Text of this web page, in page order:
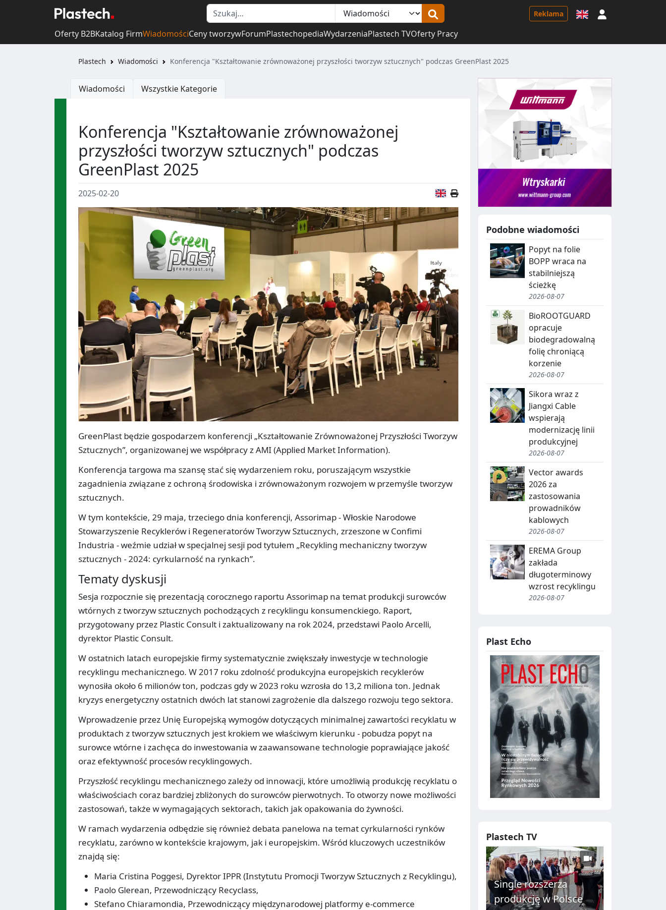
Reklama
Oferty B2BKatalog FirmWiadomościCeny tworzywForumPlastechopediaWydarzeniaPlastech TVOferty Pracy
Plastech Wiadomości Konferencja "Kształtowanie zrównoważonej przyszłości tworzyw sztucznych" podczas GreenPlast 2025
Wiadomości Wszystkie Kategorie
Konferencja "Kształtowanie zrównoważonej
przyszłości tworzyw sztucznych" podczas
GreenPlast 2025
2025-02-20 Wersja angielska
GreenPlast będzie gospodarzem konferencji „Kształtowanie Zrównoważonej Przyszłości Tworzyw
Sztucznych”, organizowanej we współpracy z AMI (Applied Market Information).
Konferencja targowa ma szansę stać się wydarzeniem roku, poruszającym wszystkie
zagadnienia związane z ochroną środowiska i zrównoważonym rozwojem w przemyśle tworzyw
sztucznych.
W tym kontekście, 29 maja, trzeciego dnia konferencji, Assorimap - Włoskie Narodowe
Stowarzyszenie Recyklerów i Regeneratorów Tworzyw Sztucznych, zrzeszone w Confimi
Industria - weźmie udział w specjalnej sesji pod tytułem „Recykling mechaniczny tworzyw
sztucznych - 2024: cyrkularność na rynkach”.
Tematy dyskusji
Sesja rozpocznie się prezentacją corocznego raportu Assorimap na temat produkcji surowców
wtórnych z tworzyw sztucznych pochodzących z recyklingu konsumenckiego. Raport,
przygotowany przez Plastic Consult i zaktualizowany na rok 2024, przedstawi Paolo Arcelli,
dyrektor Plastic Consult.
W ostatnich latach europejskie firmy systematycznie zwiększały inwestycje w technologie
recyklingu mechanicznego. W 2017 roku zdolność produkcyjna europejskich recyklerów
wynosiła około 6 milionów ton, podczas gdy w 2023 roku wzrosła do 13,2 miliona ton. Jednak
kryzys energetyczny ostatnich dwóch lat stanowi zagrożenie dla dalszego rozwoju tego sektora.
Wprowadzenie przez Unię Europejską wymogów dotyczących minimalnej zawartości recyklatu w
produktach z tworzyw sztucznych jest krokiem we właściwym kierunku - pobudza popyt na
surowce wtórne i zachęca do inwestowania w zaawansowane technologie poprawiające jakość
oraz efektywność procesów recyklingowych.
Przyszłość recyklingu mechanicznego zależy od innowacji, które umożliwią produkcję recyklatu o
właściwościach coraz bardziej zbliżonych do surowców pierwotnych. To otworzy nowe możliwości
zastosowań, także w wymagających sektorach, takich jak opakowania do żywności.
W ramach wydarzenia odbędzie się również debata panelowa na temat cyrkularności rynków
recyklatu, zarówno w kontekście krajowym, jak i europejskim. Wśród kluczowych uczestników
znajdą się:
Maria Cristina Poggesi, Dyrektor IPPR (Instytutu Promocji Tworzyw Sztucznych z Recyklingu),
Paolo Glerean, Przewodniczący Recyclass,
Stefano Chiaramondia, Przewodniczący międzynarodowej platformy e-commerce
Podobne wiadomości
Popyt na folie
BOPP wraca na
stabilniejszą
ścieżkę
2026-08-07
BioROOTGUARD
opracuje
biodegradowalną
folię chroniącą
korzenie
2026-08-07
Sikora wraz z
Jiangxi Cable
wspierają
modernizację linii
produkcyjnej
2026-08-07
Vector awards
2026 za
zastosowania
prowadników
kablowych
2026-08-07
EREMA Group
zakłada
długoterminowy
wzrost recyklingu
2026-08-07
Plast Echo
Plastech TV
Single rozszerza
produkcję w Polsce